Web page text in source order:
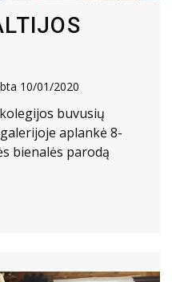
10/01/2020
buvusių
aplankė 8-
bienalės parodą